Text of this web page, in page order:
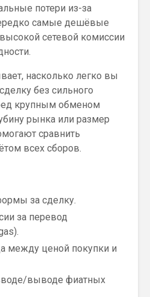
потери из-за
самые дешёвые
сетевой комиссии
насколько легко вы
без сильного
крупным обменом
рынка или размер
сравнить
всех сборов.
за сделку.
за перевод
между ценой покупки и
выводе фиатных